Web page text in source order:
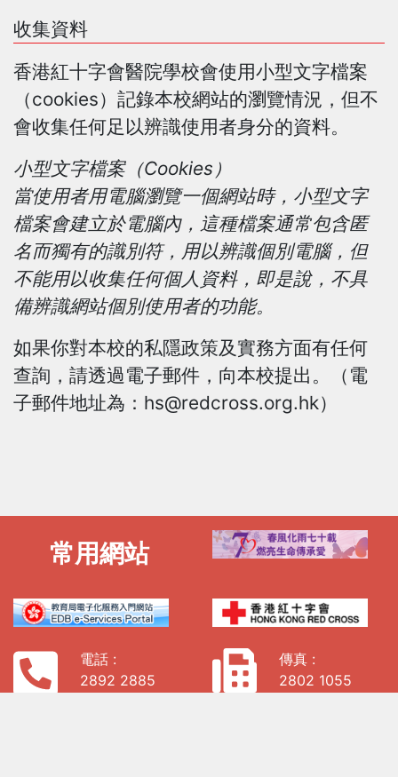
收集資料
香港紅十字會醫院學校會使用小型文字檔案
（cookies）記錄本校網站的瀏覽情況，但不
會收集任何足以辨識使用者身分的資料。
小型文字檔案（Cookies）
當使用者用電腦瀏覽一個網站時，小型文字
檔案會建立於電腦內，這種檔案通常包含匿
名而獨有的識別符，用以辨識個別電腦，但
不能用以收集任何個人資料，即是說，不具
備辨識網站個別使用者的功能。
如果你對本校的私隱政策及實務方面有任何
查詢，請透過電子郵件，向本校提出。（電
子郵件地址為： hs@redcross.org.hk）
常用網站
電話 :
2892 2885
傳真 :
2802 1055